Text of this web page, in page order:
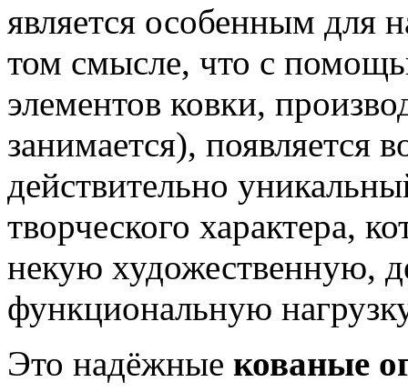
является особенным для
том смысле, что с
элементов ковки,
занимается), появляется
действительно
творческого характера,
некую художественную,
функциональную
Это надёжные кованые